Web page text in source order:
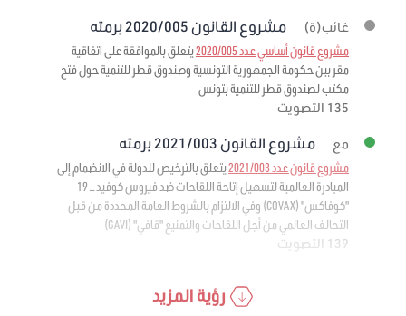
غائب(ة) مشروع القانون 2020/005 برمته
مشروع قانون أساسي عدد 2020/005
يتعلق بالموافقة على اتفاقية
مقر بين حكومة الجمهورية التونسية وصندوق قطر للتنمية حول فتح
مكتب لصندوق قطر للتنمية بتونس
135 التصويت
مع مشروع القانون 2021/003 برمته
مشروع قانون عدد 2021/003
يتعلق بالترخيص للدولة في الانضمام إلى
المبادرة العالمية لتسهيل إتاحة اللقاحات ضد فيروس كوفيد – 19
"كوفاكس" (COVAX) وفي الالتزام بالشروط العامة المحددة من قبل
التحالف العالمي من أجل اللقاحات والتمنيع "قافي" (GAVI)
139 التصويت
رؤية المزيد